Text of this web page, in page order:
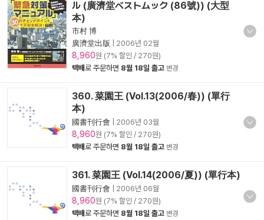
ル (廣濟堂ベストムック (86號)) (大型
本)
市村 博
廣濟堂出版
2006년 02월
8,960원 (7% 할인 / 270원)
택배로 주문하면 8월 18일 출고 변경
360. 菜園王 (Vol.13(2006/春)) (單行
本)
國書刊行會 2006년 03월
8,960원 (7% 할인 / 270원)
택배로 주문하면 8월 18일 출고 변경
361. 菜園王 (Vol.14(2006/夏)) (單行本)
國書刊行會 2006년 06월
8,960원 (7% 할인 / 270원)
택배로 주문하면 8월 18일 출고 변경